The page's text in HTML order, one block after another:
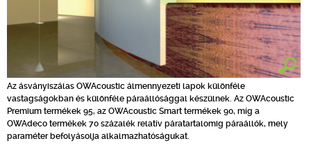
Az ásványiszálas OWAcoustic álmennyezeti lapok különféle
vastagságokban és különféle páraállósággal készülnek. Az OWAcoustic
Premium termékek 95, az OWAcoustic Smart termékek 90, míg a
OWAdeco termékek 70 százalék relatív páratartalomig páraállók, mely
paraméter befolyásolja alkalmazhatóságukat.